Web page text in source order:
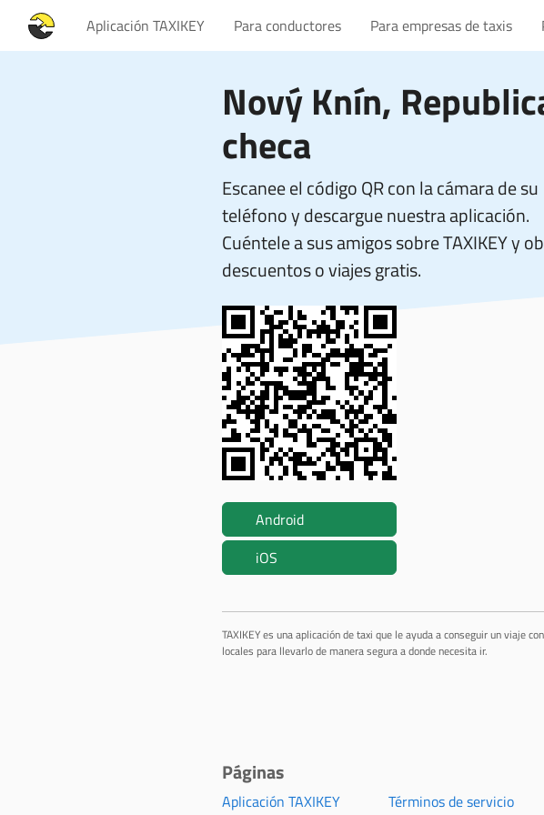
Aplicación TAXIKEY Para conductores Para empresas de taxis
Nový Knín,
checa
Escanee el código QR con la cámara de su
teléfono y descargue nuestra aplicación.
Cuéntele a sus amigos sobre TAXIKEY y
descuentos o viajes gratis.
Android
iOS
TAXIKEY es una aplicación de taxi que le ayuda a conseguir un viaje
locales para llevarlo de manera segura a donde necesita ir.
Páginas
Aplicación TAXIKEY
Términos de servicio